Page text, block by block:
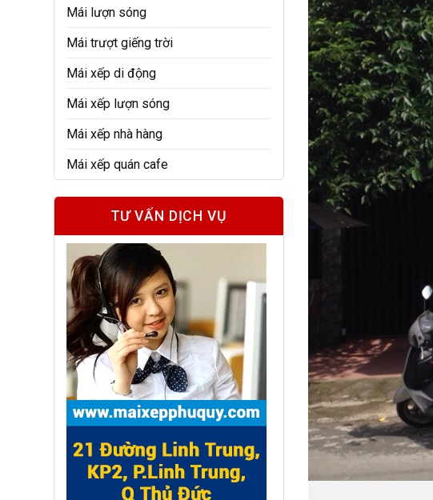
Mái lượn sóng
Mái trượt giếng trời
Mái xếp di động
Mái xếp lượn sóng
Mái xếp nhà hàng
Mái xếp quán cafe
TƯ VẤN DỊCH VỤ